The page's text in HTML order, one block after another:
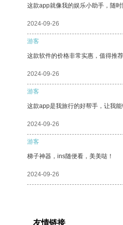
这款app就像我的娱乐小助手，随时
2024-09-26
游客
这款软件的价格非常实惠，值得推荐
2024-09-26
游客
这款app是我旅行的好帮手，让我
2024-09-26
游客
梯子神器，ins随便看，美美哒！
2024-09-26
友情链接